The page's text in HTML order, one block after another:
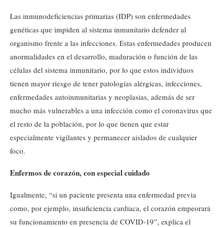
Las inmunodeficiencias primarias (IDP) son enfermedades
genéticas que impiden al sistema inmunitario defender al
organismo frente a las infecciones. Estas enfermedades producen
anormalidades en el desarrollo, maduración o función de las
células del sistema inmunitario, por lo que estos individuos
tienen mayor riesgo de tener patologías alérgicas, infecciones,
enfermedades autoinmunitarias y neoplasias, además de ser
mucho más vulnerables a una infección como el coronavirus que
el resto de la población, por lo que tienen que estar
especialmente vigilantes y permanecer aislados de cualquier
foco.
Enfermos de corazón, con especial cuidado
Igualmente, “si un paciente presenta una enfermedad previa
como, por ejemplo, insuficiencia cardiaca, el corazón empeorará
su funcionamiento en presencia de COVID-19”, explica el